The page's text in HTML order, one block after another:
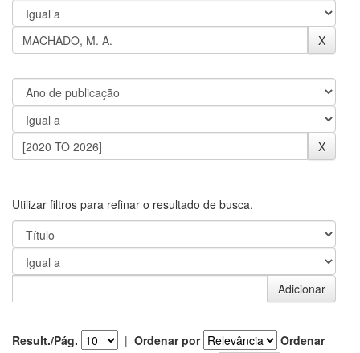
Utilizar filtros para refinar o resultado de busca.
Result./Pág. | Ordenar por
Ordenar